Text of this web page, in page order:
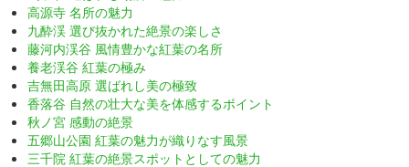
高源寺 名所の魅力
九酔渓 選び抜かれた絶景の楽しさ
藤河内渓谷 風情豊かな紅葉の名所
養老渓谷 紅葉の極み
吉無田高原 選ばれし美の極致
香落谷 自然の壮大な美を体感するポイント
秋ノ宮 感動の絶景
五郷山公園 紅葉の魅力が織りなす風景
三千院 紅葉の絶景スポットとしての魅力